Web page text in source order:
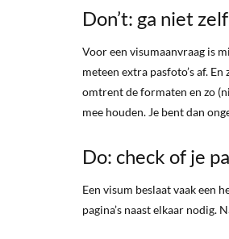
Don’t: ga niet
Voor een visumaanvraag is
meteen extra pasfoto’s af.
omtrent de formaten en zo
mee houden. Je bent dan
Do: check of je
Een visum beslaat vaak een
pagina’s naast elkaar nodig.